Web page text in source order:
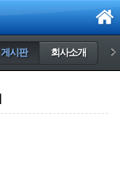
게시판 회사소개 >